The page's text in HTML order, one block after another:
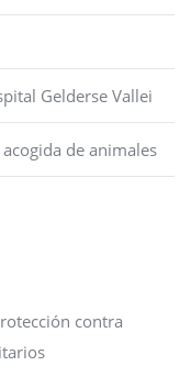
Gelderse Vallei
de animales
contra